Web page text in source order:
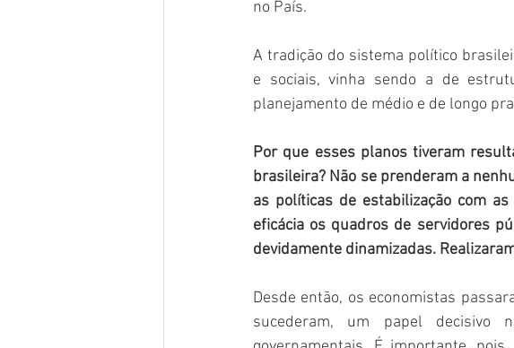
no País.
A tradição do sistema político
e sociais, vinha sendo a de
planejamento de médio e de longo
Por que esses planos tiveram
brasileira? Não se prenderam a
as políticas de estabilização com
eficácia os quadros de servidores
devidamente dinamizadas.
Desde então, os economistas
sucederam, um papel decisivo